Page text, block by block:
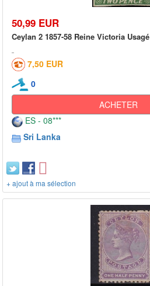
50,99 EUR
Ceylan 2 1857-58 Reine Victoria Usagé
7,50 EUR
0
ACHETER
ES - 08***
Sri Lanka
+ ajout à ma sélection